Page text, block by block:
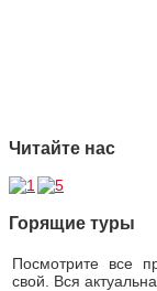
Читайте нас
Горящие туры
Посмотрите все
свой. Вся